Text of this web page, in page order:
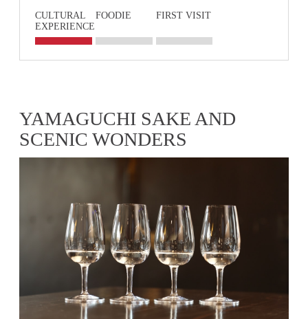
CULTURAL
EXPERIENCE
FOODIE FIRST VISIT
YAMAGUCHI SAKE AND
SCENIC WONDERS